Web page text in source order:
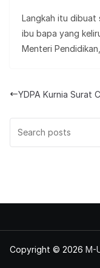
Langkah itu dibuat
ibu bapa yang
Menteri
YDPA Kurnia Surat
Copyright © 2026 M-